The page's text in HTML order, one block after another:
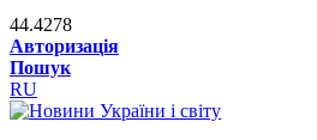
44.4278
Авторизація
Пошук
RU